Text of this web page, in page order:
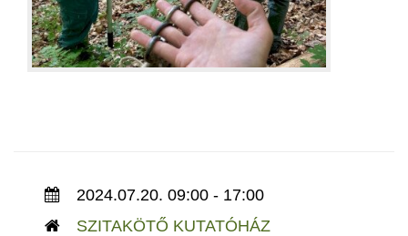
2024.07.20. 09:00 - 17:00
SZITAKÖTŐ KUTATÓHÁZ